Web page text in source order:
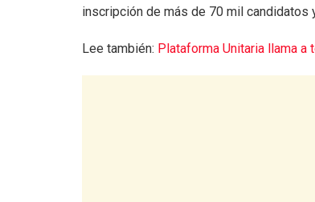
inscripción de más de 70 mil candidatos
Lee también: Plataforma Unitaria llama